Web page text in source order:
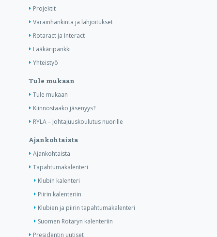
Projektit
Varainhankinta ja lahjoitukset
Rotaract ja Interact
Lääkäripankki
Yhteistyö
Tule mukaan
Tule mukaan
Kiinnostaako jäsenyys?
RYLA – Johtajuuskoulutus nuorille
Ajankohtaista
Ajankohtaista
Tapahtumakalenteri
Klubin kalenteri
Piirin kalenteriin
Klubien ja piirin tapahtumakalenteri
Suomen Rotaryn kalenteriin
Presidentin uutiset